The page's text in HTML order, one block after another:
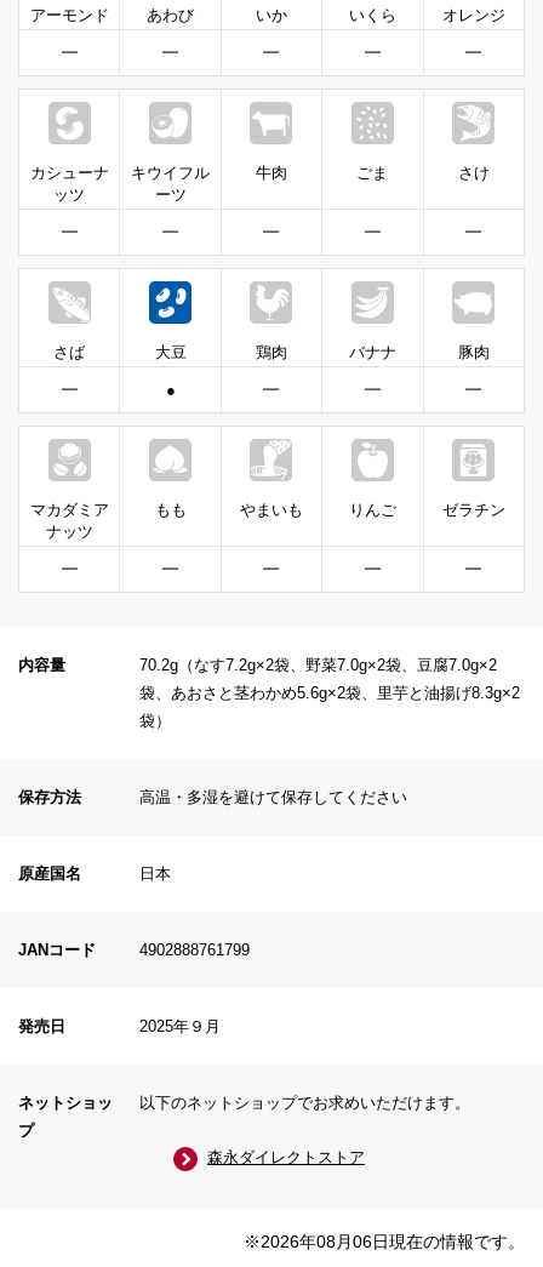
アーモンド
━
あわび
━
いか
━
いくら
━
オレンジ
━
カシューナ
ッツ
━
キウイフル
ーツ
━
牛肉
━
ごま
━
さけ
━
さば
━
大豆
●
鶏肉
━
バナナ
━
豚肉
━
マカダミア
ナッツ
━
もも
━
やまいも
━
りんご
━
ゼラチン
━
内容量
70.2g（なす7.2g×2袋、野菜7.0g×2袋、豆腐7.0g×2
袋、あおさと茎わかめ5.6g×2袋、里芋と油揚げ8.3g×2
袋）
保存方法 高温・多湿を避けて保存してください
原産国名 日本
JANコード 4902888761799
発売日 2025年９月
ネットショッ
プ
以下のネットショップでお求めいただけます。
森永ダイレクトストア
※2026年08月06日現在の情報です。